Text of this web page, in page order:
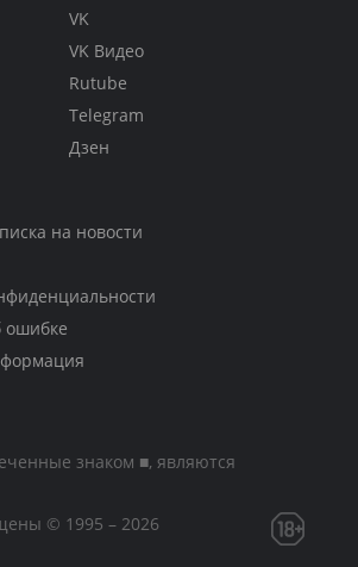
VK
VK Видео
Rutube
Telegram
Дзен
на новости
ошибке
знаком ■, являются
© 1995 – 2026